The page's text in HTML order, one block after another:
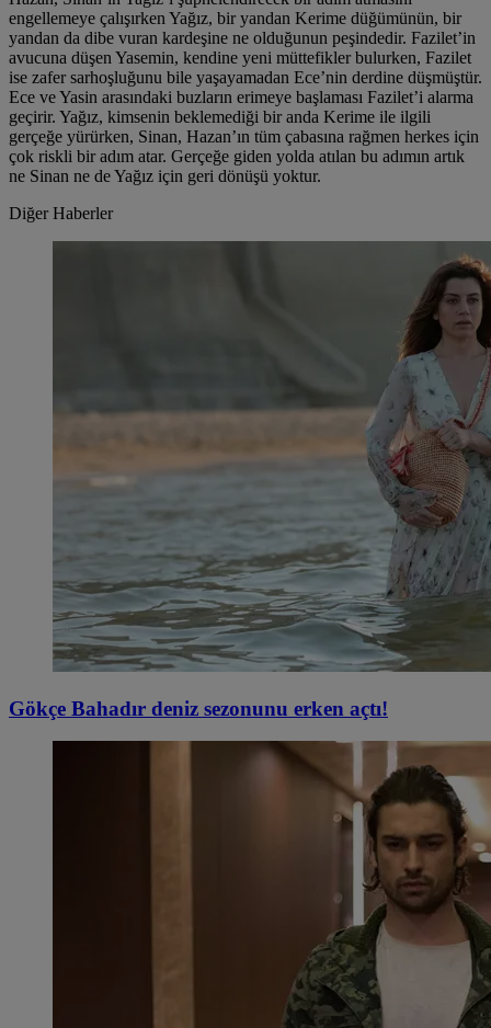
engellemeye çalışırken Yağız, bir yandan Kerime düğümünün, bir
yandan da dibe vuran kardeşine ne olduğunun peşindedir. Fazilet’in
avucuna düşen Yasemin, kendine yeni müttefikler bulurken, Fazilet
ise zafer sarhoşluğunu bile yaşayamadan Ece’nin derdine düşmüştür.
Ece ve Yasin arasındaki buzların erimeye başlaması Fazilet’i alarma
geçirir. Yağız, kimsenin beklemediği bir anda Kerime ile ilgili
gerçeğe yürürken, Sinan, Hazan’ın tüm çabasına rağmen herkes için
çok riskli bir adım atar. Gerçeğe giden yolda atılan bu adımın artık
ne Sinan ne de Yağız için geri dönüşü yoktur.
Diğer Haberler
Gökçe Bahadır deniz sezonunu erken açtı!